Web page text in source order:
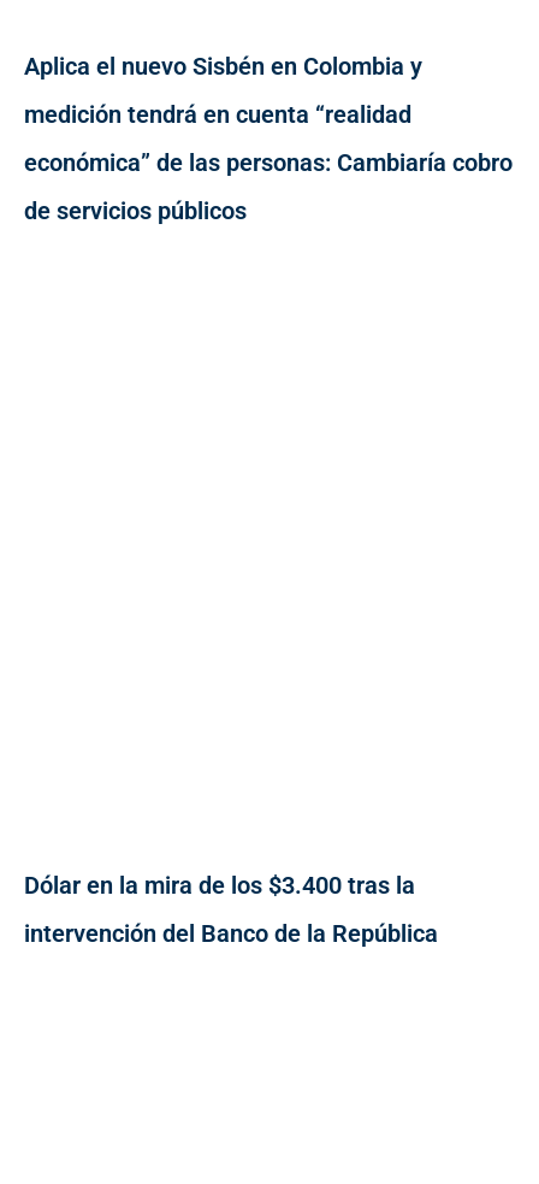
Aplica el nuevo Sisbén en Colombia y
medición tendrá en cuenta “realidad
económica” de las personas: Cambiaría cobro
de servicios públicos
Dólar en la mira de los $3.400 tras la
intervención del Banco de la República